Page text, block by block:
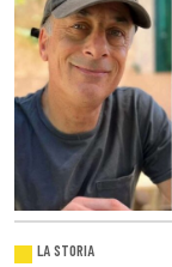
LA STORIA